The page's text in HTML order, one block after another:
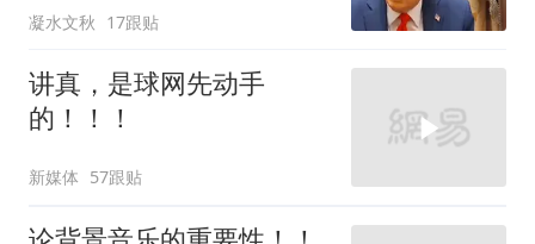
凝水文秋 17跟贴
讲真，是球网先动手
的！！！
新媒体 57跟贴